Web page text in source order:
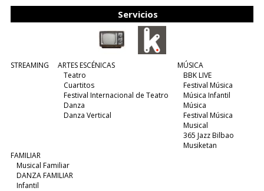
Servicios
STREAMING
ARTES ESCÉNICAS
Teatro
Cuartitos
Festival Internacional de Teatro
Danza
Danza Vertical
MÚSICA
BBK LIVE
Festival Música
Música Infantil
Música
Festival Música
Musical
365 Jazz Bilbao
Musiketan
FAMILIAR
Musical Familiar
DANZA FAMILIAR
Infantil